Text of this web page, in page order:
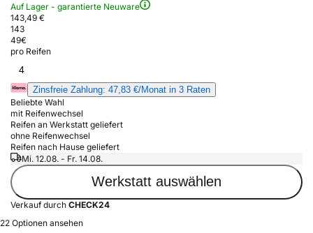
Auf Lager - garantierte Neuware
143,49 €
143
49€
pro Reifen
4
Zinsfreie Zahlung: 47,83 €/Monat in 3 Raten
Beliebte Wahl
mit Reifenwechsel
Reifen an Werkstatt geliefert
ohne Reifenwechsel
Reifen nach Hause geliefert
Mi. 12.08. - Fr. 14.08.
Werkstatt auswählen
Verkauf durch CHECK24
22 Optionen ansehen